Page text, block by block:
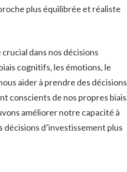
plus équilibrée ⁤et réaliste
dans⁢ nos décisions
cognitifs, les émotions, le
aider à prendre des ‍décisions
conscients de nos propres biais
améliorer notre⁤ capacité à
‌d’investissement plus